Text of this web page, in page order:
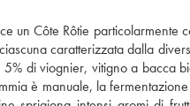
un Côte Rôtie particolarmente
caratterizzata dalla
di viognier, vitigno a bacca
è manuale, la